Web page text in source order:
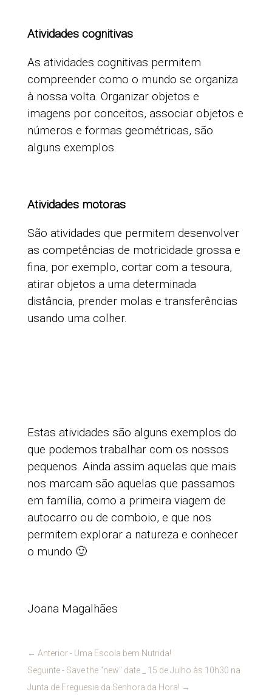
Atividades cognitivas
As atividades cognitivas permitem
compreender como o mundo se organiza
à nossa volta. Organizar objetos e
imagens por conceitos, associar objetos e
números e formas geométricas, são
alguns exemplos.
Atividades motoras
São atividades que permitem desenvolver
as competências de motricidade grossa e
fina, por exemplo, cortar com a tesoura,
atirar objetos a uma determinada
distância, prender molas e transferências
usando uma colher.
Estas atividades são alguns exemplos do
que podemos trabalhar com os nossos
pequenos. Ainda assim aquelas que mais
nos marcam são aquelas que passamos
em família, como a primeira viagem de
autocarro ou de comboio, e que nos
permitem explorar a natureza e conhecer
o mundo 🙂
Joana Magalhães
← Anterior - Uma Escola bem Nutrida!
Seguinte - Save the "new" date _ 15 de Julho às 10h30 na
Junta de Freguesia da Senhora da Hora! →